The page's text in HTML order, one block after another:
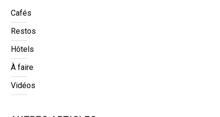
Cafés
Restos
Hôtels
À faire
Vidéos